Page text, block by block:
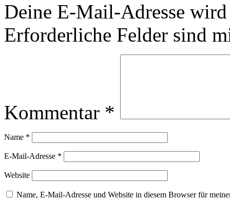
Deine E-Mail-Adresse
Erforderliche Felder sind
Kommentar *
Name *
E-Mail-Adresse *
Website
Name, E-Mail-Adresse und Website in diesem Browser für